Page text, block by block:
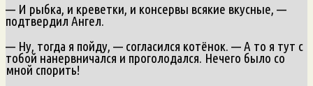
— И рыбка, и креветки, и консервы всякие вкусные, —
подтвердил Ангел.
— Ну, тогда я пойду, — согласился котёнок. — А то я тут с
тобой нанервничался и проголодался. Нечего было со
мной спорить!